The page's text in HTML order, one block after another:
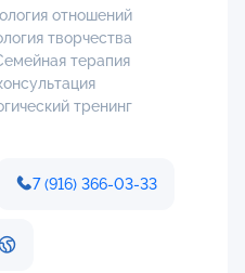
отношений
творчества
терапия
тренинг
7 (916) 366-03-33